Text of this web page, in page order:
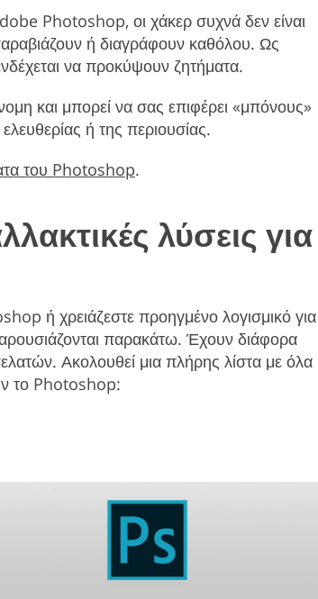
Photoshop, οι χάκερ συχνά δεν είναι
ή διαγράφουν καθόλου. Ως
να προκύψουν ζητήματα.
και μπορεί να σας επιφέρει «μπόνους»
ή της περιουσίας.
του Photoshop.
λύσεις για
ή χρειάζεστε προηγμένο λογισμικό για
παρακάτω. Έχουν διάφορα
Ακολουθεί μια πλήρης λίστα με όλα
το Photoshop: